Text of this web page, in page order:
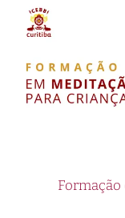
Formação